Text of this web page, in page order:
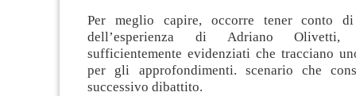
Per meglio capire, occorre tener conto
dell’esperienza di Adriano Olivetti,
sufficientemente evidenziati che tracciano
per gli approfondimenti. scenario che
successivo dibattito.